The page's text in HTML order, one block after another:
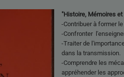
"Histoire, Mémoires
-Contribuer à former
-Confronter
-Traiter de
dans la transmission.
-Comprendre les
appréhender les